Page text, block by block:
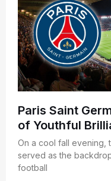
Paris Saint
of Youthful
On a cool fall evening,
served as the
football